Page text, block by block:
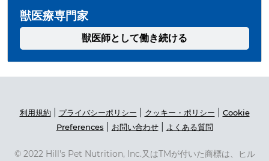
獣医療専門家
獣医師として働き続ける
利用規約 プライバシーポリシー クッキー・ポリシー
Cookie
Preferences
お問い合わせ| よくある質問
© 2022 Hill's Pet Nutrition, Inc.又はTMが付いた商標は、ヒル